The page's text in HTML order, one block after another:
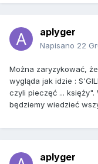
aplyger
Napisano 22
Można zaryzykować,
wygląda jak idzie :
czyli pieczęć ...
będziemy wiedzieć
aplyger